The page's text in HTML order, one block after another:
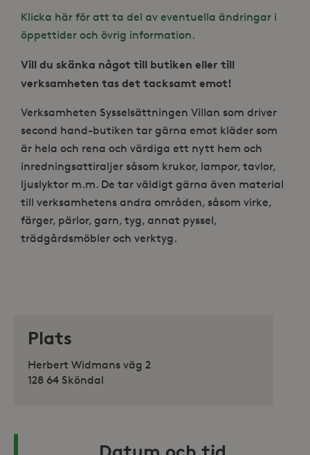
Klicka här för att ta del av eventuella ändringar i
öppettider och övrig information.
Vill du skänka något till butiken eller till
verksamheten tas det tacksamt emot!
Verksamheten Sysselsättningen Villan som driver
second hand-butiken tar gärna emot kläder som
är hela och rena och värdiga ett nytt hem och
inredningsattiraljer såsom krukor, lampor, tavlor,
ljuslyktor m.m. De tar väldigt gärna även material
till verksamhetens andra områden, såsom virke,
färger, pärlor, garn, tyg, annat pyssel,
trädgårdsmöbler och verktyg.
Plats
Herbert Widmans väg 2
128 64 Sköndal